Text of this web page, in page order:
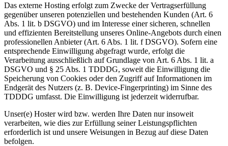
Das externe Hosting erfolgt zum Zwecke der Vertragserfüllung
gegenüber unseren potenziellen und bestehenden Kunden (Art. 6
Abs. 1 lit. b DSGVO) und im Interesse einer sicheren, schnellen
und effizienten Bereitstellung unseres Online-Angebots durch einen
professionellen Anbieter (Art. 6 Abs. 1 lit. f DSGVO). Sofern eine
entsprechende Einwilligung abgefragt wurde, erfolgt die
Verarbeitung ausschließlich auf Grundlage von Art. 6 Abs. 1 lit. a
DSGVO und § 25 Abs. 1 TDDDG, soweit die Einwilligung die
Speicherung von Cookies oder den Zugriff auf Informationen im
Endgerät des Nutzers (z. B. Device-Fingerprinting) im Sinne des
TDDDG umfasst. Die Einwilligung ist jederzeit widerrufbar.
Unser(e) Hoster wird bzw. werden Ihre Daten nur insoweit
verarbeiten, wie dies zur Erfüllung seiner Leistungspflichten
erforderlich ist und unsere Weisungen in Bezug auf diese Daten
befolgen.